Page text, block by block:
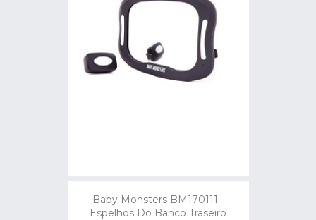
Baby Monsters BM170111 -
Espelhos Do Banco Traseiro